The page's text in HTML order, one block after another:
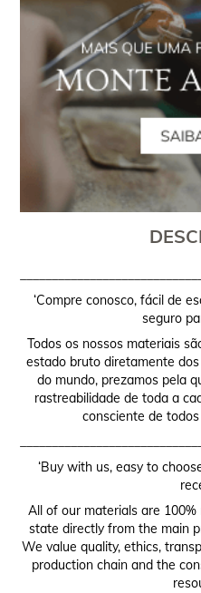
‘Compre conosco, fácil de
seguro
Todos os nossos materiais
estado bruto diretamente
do mundo, prezamos pela
rastreabilidade de toda a
consciente de
‘Buy with us, easy to
All of our materials are
state directly from the main
We value quality, ethics,
production chain and the